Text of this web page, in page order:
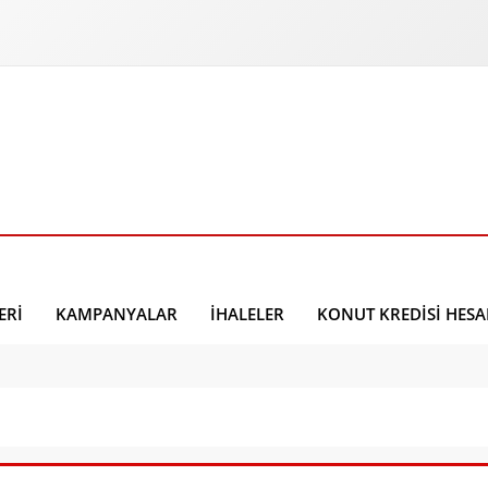
KAMPANYALAR İHALELER KONUT KREDISI